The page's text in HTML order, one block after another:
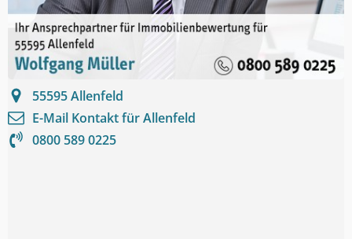
55595Allenfeld
E-Mail Kontakt fürAllenfeld
0800 589 0225